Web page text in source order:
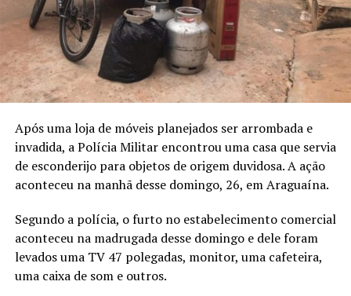
Após uma loja de móveis planejados ser arrombada e
invadida, a Polícia Militar encontrou uma casa que servia
de esconderijo para objetos de origem duvidosa. A ação
aconteceu na manhã desse domingo, 26, em Araguaína.
Segundo a polícia, o furto no estabelecimento comercial
aconteceu na madrugada desse domingo e dele foram
levados uma TV 47 polegadas, monitor, uma cafeteira,
uma caixa de som e outros.